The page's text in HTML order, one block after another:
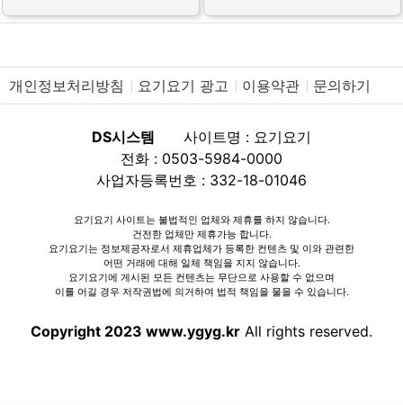
개인정보처리방침 요기요기 광고 이용약관 문의하기
DS시스템
사이트명 : 요기요기
전화 : 0503-5984-0000
사업자등록번호 : 332-18-01046
요기요기 사이트는 불법적인 업체와 제휴를 하지 않습니다.
건전한 업체만 제휴가능 합니다.
요기요기는 정보제공자로서 제휴업체가 등록한 컨텐츠 및 이와 관련한
어떤 거래에 대해 일체 책임을 지지 않습니다.
요기요기에 게시된 모든 컨텐츠는 무단으로 사용할 수 없으며
이를 어길 경우 저작권법에 의거하여 법적 책임을 물을 수 있습니다.
Copyright 2023 www.ygyg.kr All rights reserved.